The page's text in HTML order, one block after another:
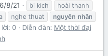
8/21 bi kich
hoài thanh
nghe thuat nguyên nhân
lời: 0 Diễn đàn: Một thời đại